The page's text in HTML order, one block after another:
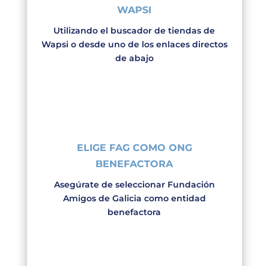
WAPSI
Utilizando el buscador de tiendas de
Wapsi o desde uno de los enlaces directos
de abajo
ELIGE FAG COMO ONG
BENEFACTORA
Asegúrate de seleccionar Fundación
Amigos de Galicia como entidad
benefactora